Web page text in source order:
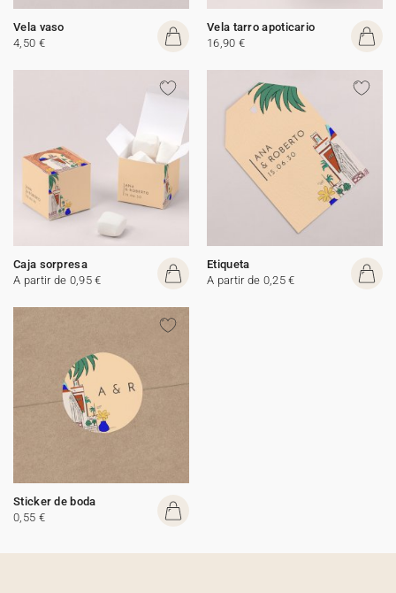
Vela vaso
4,50 €
Vela tarro apoticario
16,90 €
Caja sorpresa
A partir de 0,95 €
Etiqueta
A partir de 0,25 €
Sticker de boda
0,55 €